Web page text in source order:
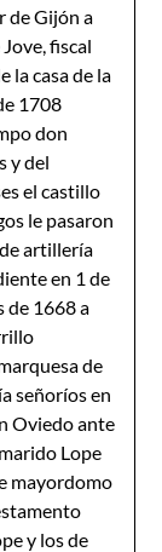
de Gijón a
fiscal
la casa de la
1708
don
y del
el castillo
le pasaron
artillería
en 1 de
de 1668 a
de
señoríos en
Oviedo ante
Lope
mayordomo
y los de